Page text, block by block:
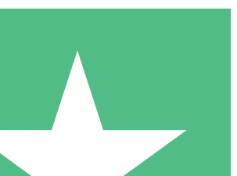
de Crédits Individuels
avec des crédits de téléchargement. Sans